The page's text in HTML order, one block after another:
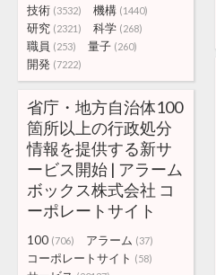
技術 (3532) 機構 (1440)
研究 (2321) 科学 (268)
職員 (253) 量子 (260)
開発 (7222)
省庁・地方自治体100
箇所以上の行政処分
情報を提供する新サ
ービス開始 | アラーム
ボックス株式会社 コ
ーポレートサイト
100 (706) アラーム (37)
コーポレートサイト (58)